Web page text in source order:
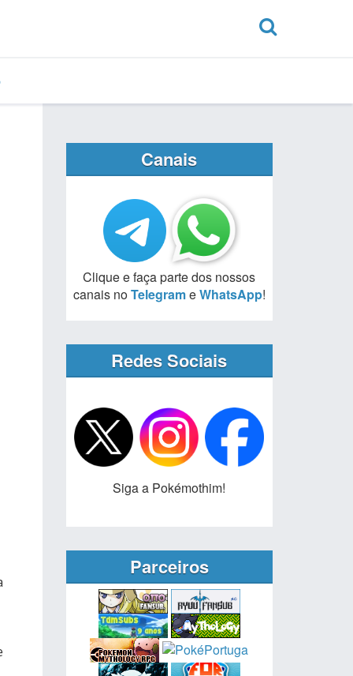
Canais
Clique e faça parte dos nossos
canais noTelegrameWhatsApp!
Redes Sociais
Siga a Pokémothim!
Parceiros